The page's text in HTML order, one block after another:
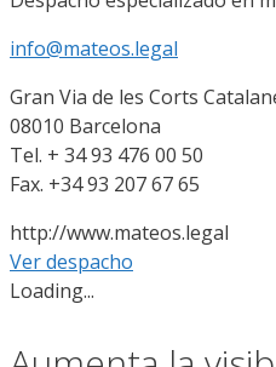
info@mateos.legal
Gran Via de les Corts
08010 Barcelona
Tel. + 34 93 476 00 50
Fax. +34 93 207 67 65
http://www.mateos.legal
Ver despacho
Loading...